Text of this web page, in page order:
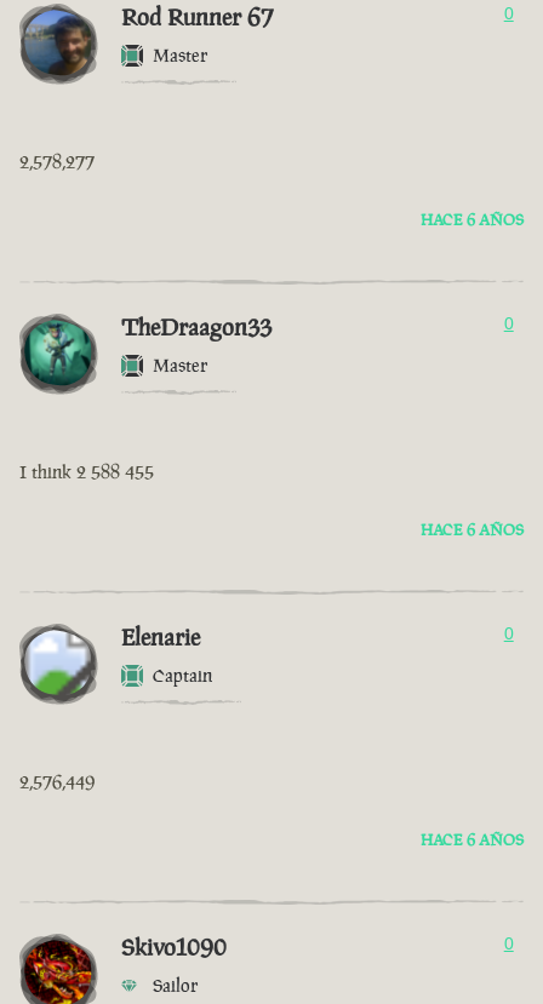
Rod Runner 67
Master
0
2,578,277
HACE 6 AÑOS
TheDraagon33
Master
0
I think 2 588 455
HACE 6 AÑOS
Elenarie
Captain
0
2,576,449
HACE 6 AÑOS
Skivo1090
Sailor
0